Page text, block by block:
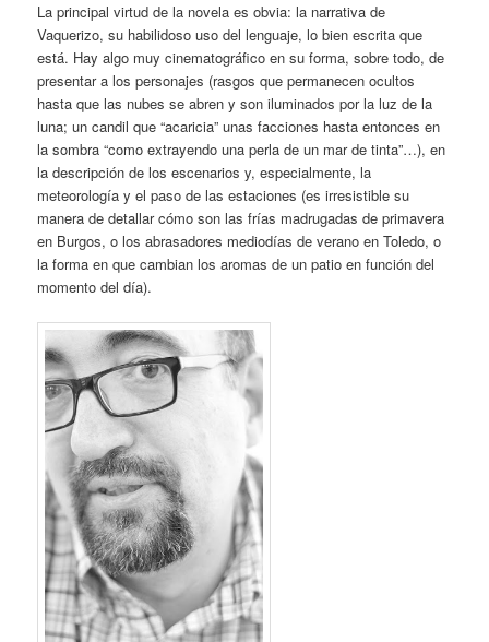
La principal virtud de la novela es obvia: la narrativa de
Vaquerizo, su habilidoso uso del lenguaje, lo bien escrita que
está. Hay algo muy cinematográfico en su forma, sobre todo, de
presentar a los personajes (rasgos que permanecen ocultos
hasta que las nubes se abren y son iluminados por la luz de la
luna; un candil que “acaricia” unas facciones hasta entonces en
la sombra “como extrayendo una perla de un mar de tinta”…), en
la descripción de los escenarios y, especialmente, la
meteorología y el paso de las estaciones (es irresistible su
manera de detallar cómo son las frías madrugadas de primavera
en Burgos, o los abrasadores mediodías de verano en Toledo, o
la forma en que cambian los aromas de un patio en función del
momento del día).